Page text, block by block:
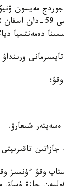
دەمەنتسيا
جازاتىن
وقۋ